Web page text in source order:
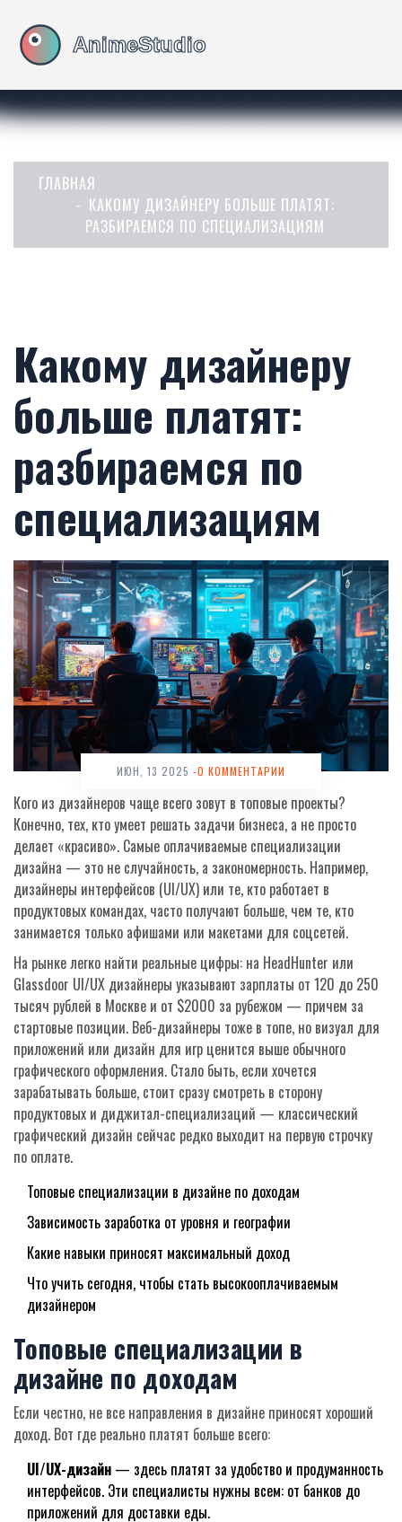
ГЛАВНАЯ
КАКОМУ ДИЗАЙНЕРУ БОЛЬШЕ ПЛАТЯТ:
РАЗБИРАЕМСЯ ПО СПЕЦИАЛИЗАЦИЯМ
Какому дизайнеру
больше платят:
разбираемся по
специализациям
ИЮН, 13 2025 -0 КОММЕНТАРИИ
Кого из дизайнеров чаще всего зовут в топовые проекты?
Конечно, тех, кто умеет решать задачи бизнеса, а не просто
делает «красиво». Самые оплачиваемые специализации
дизайна — это не случайность, а закономерность. Например,
дизайнеры интерфейсов (UI/UX) или те, кто работает в
продуктовых командах, часто получают больше, чем те, кто
занимается только афишами или макетами для соцсетей.
На рынке легко найти реальные цифры: на HeadHunter или
Glassdoor UI/UX дизайнеры указывают зарплаты от 120 до 250
тысяч рублей в Москве и от $2000 за рубежом — причем за
стартовые позиции. Веб-дизайнеры тоже в топе, но визуал для
приложений или дизайн для игр ценится выше обычного
графического оформления. Стало быть, если хочется
зарабатывать больше, стоит сразу смотреть в сторону
продуктовых и диджитал-специализаций — классический
графический дизайн сейчас редко выходит на первую строчку
по оплате.
Топовые специализации в дизайне по доходам
Зависимость заработка от уровня и географии
Какие навыки приносят максимальный доход
Что учить сегодня, чтобы стать высокооплачиваемым
дизайнером
Топовые специализации в
дизайне по доходам
Если честно, не все направления в дизайне приносят хороший
доход. Вот где реально платят больше всего:
UI/UX-дизайн — здесь платят за удобство и продуманность
интерфейсов. Эти специалисты нужны всем: от банков до
приложений для доставки еды.